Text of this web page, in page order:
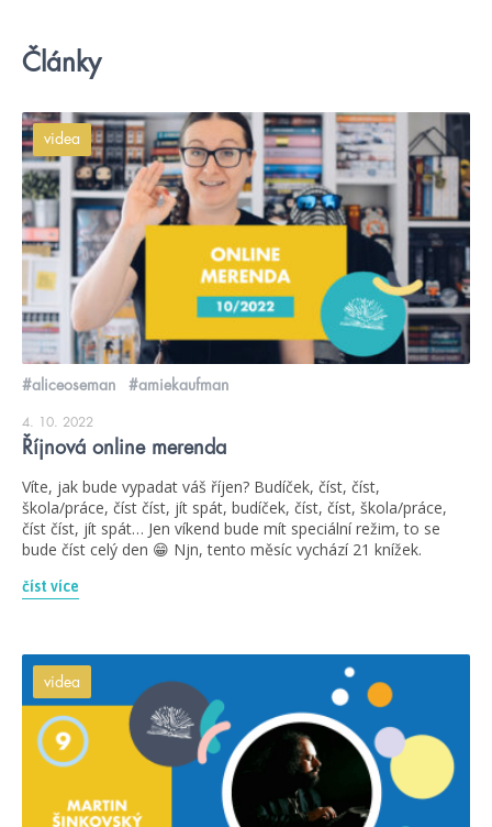
Články
videa
#aliceoseman #amiekaufman
4. 10. 2022
Říjnová online merenda
Víte, jak bude vypadat váš říjen? Budíček, číst, číst,
škola/práce, číst číst, jít spát, budíček, číst, číst, škola/práce,
číst číst, jít spát… Jen víkend bude mít speciální režim, to se
bude číst celý den 😁 Njn, tento měsíc vychází 21 knížek.
číst více
videa